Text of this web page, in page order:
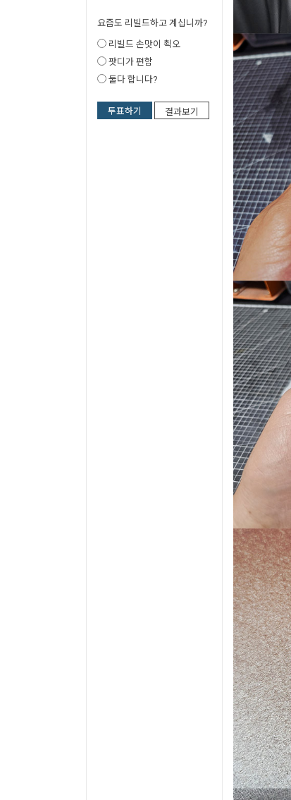
요즘도 리빌드하고 계십니까?
리빌드 손맛이 쵝오
팟디가 편함
둘다 합니다?
투표하기 결과보기